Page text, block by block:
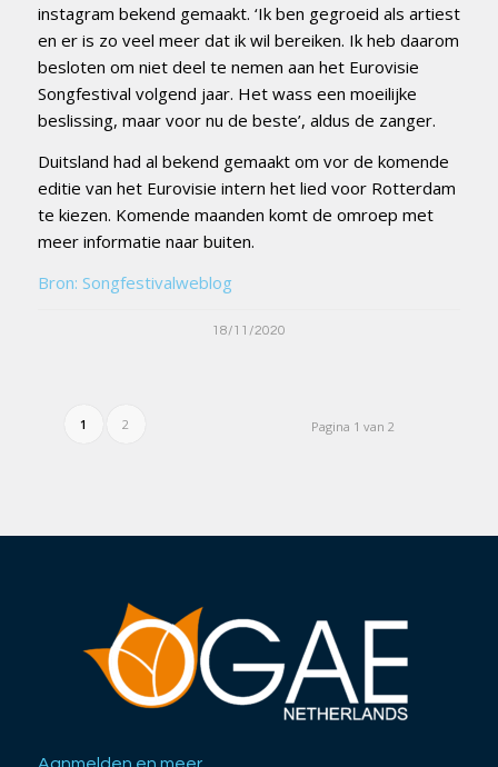
instagram bekend gemaakt. ‘Ik ben gegroeid als artiest
en er is zo veel meer dat ik wil bereiken. Ik heb daarom
besloten om niet deel te nemen aan het Eurovisie
Songfestival volgend jaar. Het wass een moeilijke
beslissing, maar voor nu de beste’, aldus de zanger.
Duitsland had al bekend gemaakt om vor de komende
editie van het Eurovisie intern het lied voor Rotterdam
te kiezen. Komende maanden komt de omroep met
meer informatie naar buiten.
Bron: Songfestivalweblog
18/11/2020
Pagina 1 van 2
1 2
Aanmelden en meer